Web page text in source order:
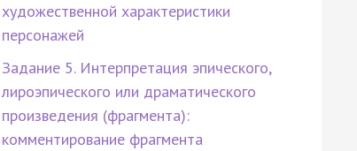
художественной характеристики
персонажей
Задание 5. Интерпретация эпического,
лироэпического или драматического
произведения (фрагмента):
комментирование фрагмента